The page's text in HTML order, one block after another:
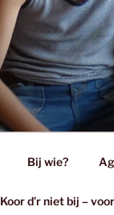
Bij wie?
Koor d’r niet bij –